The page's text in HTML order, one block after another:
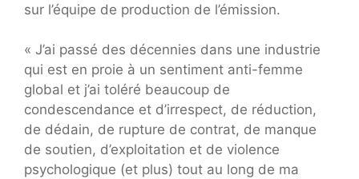
sur l’équipe de production de l’émission.
« J’ai passé des décennies dans une industrie
qui est en proie à un sentiment anti-femme
global et j’ai toléré beaucoup de
condescendance et d’irrespect, de réduction,
de dédain, de rupture de contrat, de manque
de soutien, d’exploitation et de violence
psychologique (et plus) tout au long de ma